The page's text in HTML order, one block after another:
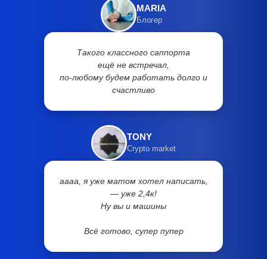
MARIA
Блогер
Такого классного саппорта
ещё не встречал,
по-любому будем работать долго и
счастливо
TONY
Crypto market
аааа, я уже матом хотел написать,
— уже 2,4к!
Ну вы и машины
Всё готово, супер пупер